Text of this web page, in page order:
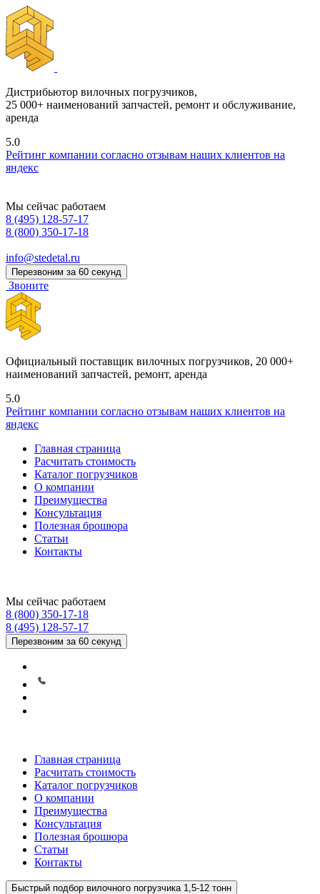
Дистрибьютор вилочных погрузчиков,
25 000+ наименований запчастей, ремонт и обслуживание,
аренда
5.0
Рейтинг компании согласно отзывам наших клиентов на
яндекс
Мы сейчас работаем
8 (495) 128-57-17
8 (800) 350-17-18
info@stedetal.ru
Перезвоним за 60 секунд
Звоните
Официальный поставщик вилочных погрузчиков, 20 000+
наименований запчастей, ремонт, аренда
5.0
Рейтинг компании согласно отзывам наших клиентов на
яндекс
Главная страница
Расчитать стоимость
Каталог погрузчиков
О компании
Преимущества
Консультация
Полезная брошюра
Статьи
Контакты
Мы сейчас работаем
8 (800) 350-17-18
8 (495) 128-57-17
Перезвоним за 60 секунд
Главная страница
Расчитать стоимость
Каталог погрузчиков
О компании
Преимущества
Консультация
Полезная брошюра
Статьи
Контакты
Быстрый подбор вилочного погрузчика 1,5-12 тонн